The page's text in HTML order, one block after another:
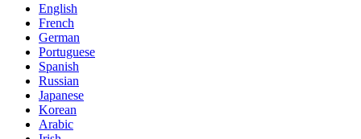
English
French
German
Portuguese
Spanish
Russian
Japanese
Korean
Arabic